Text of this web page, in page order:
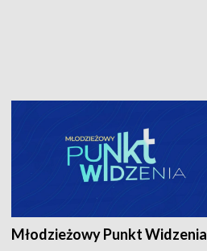
Młodzieżowy Punkt Widzenia